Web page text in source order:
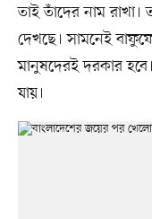
তাই তাঁদের নাম রাখা।
দেখছে। সামনেই
মানুষদেরই দরকার
যায়।